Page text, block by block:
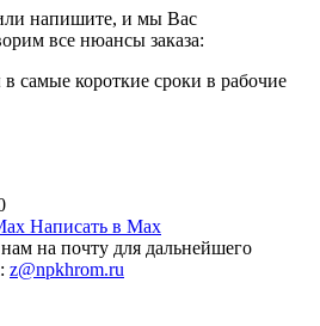
напишите, и мы Вас
все нюансы заказа:
самые короткие сроки в рабочие
Написать в Max
на почту для дальнейшего
z@npkhrom.ru